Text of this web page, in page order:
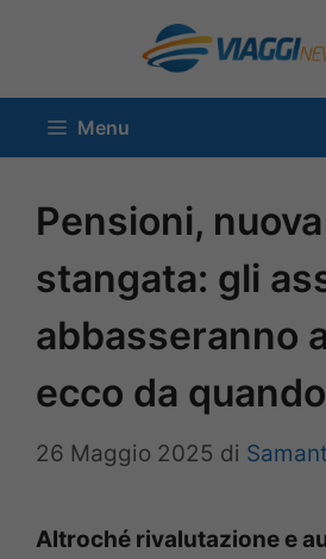
contenuto
Menu
Pensioni, nuova
stangata: gli
abbasseranno
ecco da quando
26 Maggio 2025 di
Altroché rivalutazione e